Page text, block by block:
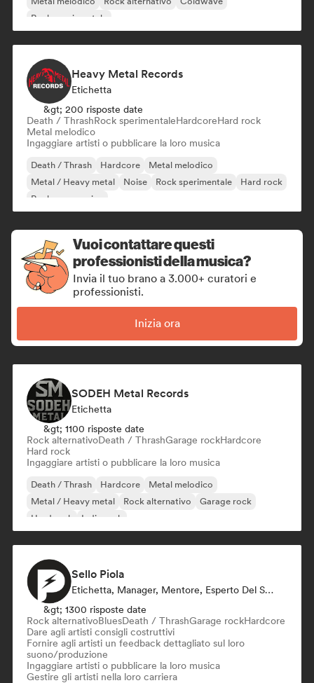
Rock sperimentale
Heavy Metal Records
Etichetta
&gt; 200 risposte date
Death / ThrashRock sperimentaleHardcoreHard rock
Metal melodico
Ingaggiare artisti o pubblicare la loro musica
Death / Thrash Hardcore
Metal melodico
Metal / Heavy metal
Noise Rock sperimentale
Hard rock
Rock progressivo
Vuoi contattare questi
professionisti della musica?
Invia il tuo brano a 3.000+ curatori e
professionisti.
Inizia ora
SODEH Metal Records
Etichetta
&gt; 1100 risposte date
Rock alternativoDeath / ThrashGarage rockHardcore
Hard rock
Ingaggiare artisti o pubblicare la loro musica
Death / Thrash Hardcore
Metal melodico
Metal / Heavy metal
Rock alternativo
Garage rock
Hard rock
Indie rock
Sello Piola
Etichetta, Manager, Mentore, Esperto Del Suono
&gt; 1300 risposte date
Rock alternativoBluesDeath / ThrashGarage rockHardcore
Dare agli artisti consigli costruttivi
Fornire agli artisti un feedback dettagliato sul loro
suono/produzione
Ingaggiare artisti o pubblicare la loro musica
Gestire gli artisti nella loro carriera